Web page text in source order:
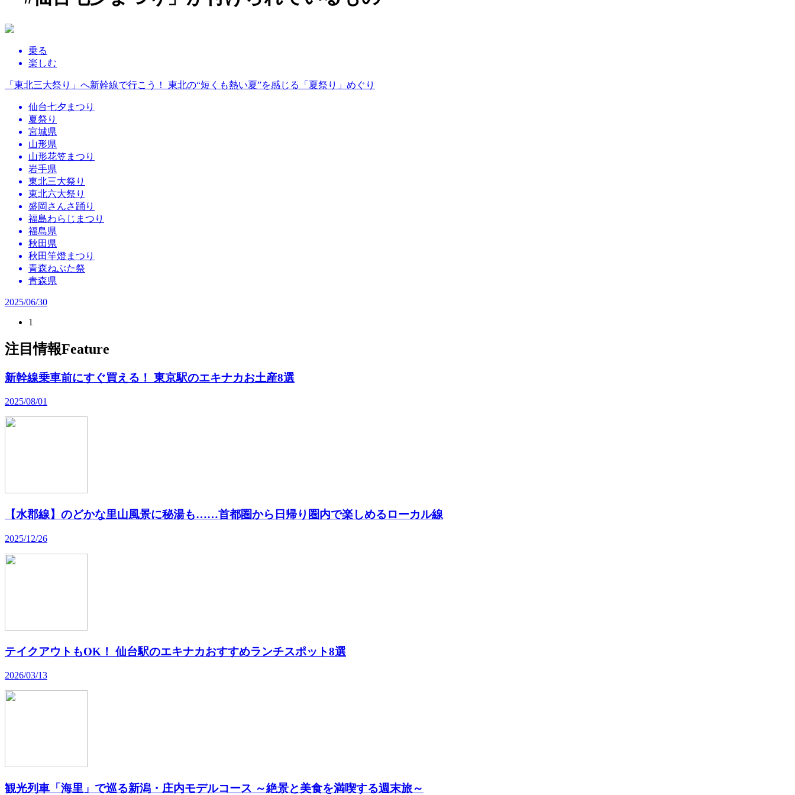
乗る
楽しむ
「東北三大祭り」へ新幹線で行こう！ 東北の“短くも熱い夏”を感じる「夏祭り」めぐり
仙台七夕まつり
夏祭り
宮城県
山形県
山形花笠まつり
岩手県
東北三大祭り
東北六大祭り
盛岡さんさ踊り
福島わらじまつり
福島県
秋田県
秋田竿燈まつり
青森ねぶた祭
青森県
2025/06/30
1
注目情報Feature
新幹線乗車前にすぐ買える！ 東京駅のエキナカお土産8選
2025/08/01
【水郡線】のどかな里山風景に秘湯も……首都圏から日帰り圏内で楽しめるローカル線
2025/12/26
テイクアウトもOK！ 仙台駅のエキナカおすすめランチスポット8選
2026/03/13
観光列車「海里」で巡る新潟・庄内モデルコース ～絶景と美食を満喫する週末旅～